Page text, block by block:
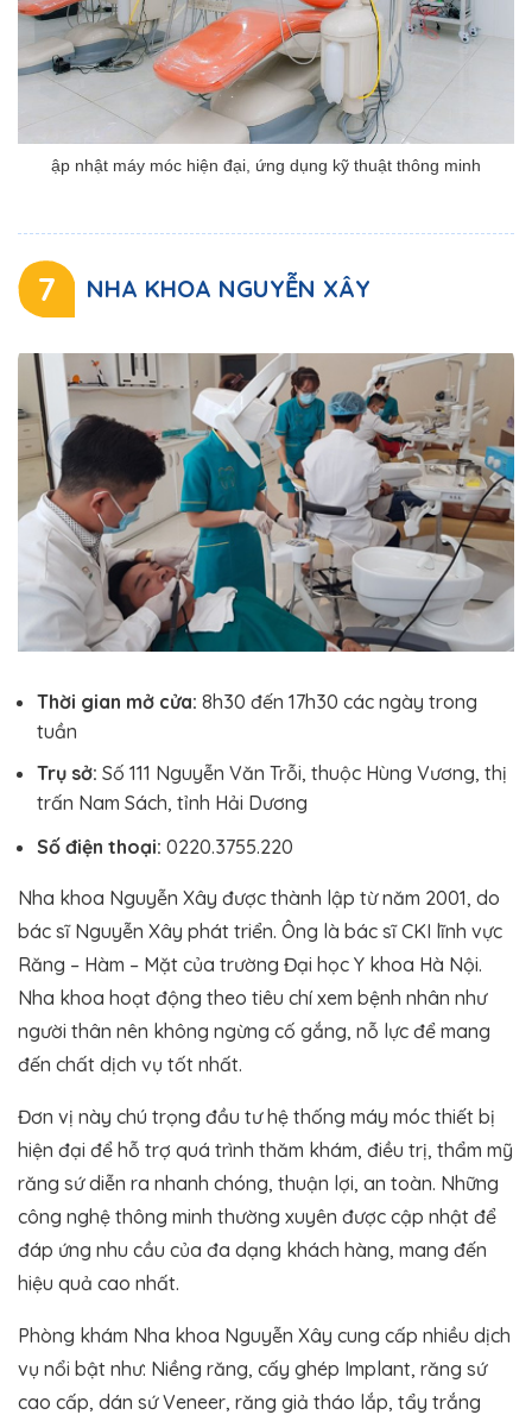
ập nhật máy móc hiện đại, ứng dụng kỹ thuật thông minh
7 NHA KHOA NGUYỄN XÂY
Thời gian mở cửa: 8h30 đến 17h30 các ngày trong
tuần
Trụ sở: Số 111 Nguyễn Văn Trỗi, thuộc Hùng Vương, thị
trấn Nam Sách, tỉnh Hải Dương
Số điện thoại: 0220.3755.220
Nha khoa Nguyễn Xây được thành lập từ năm 2001, do
bác sĩ Nguyễn Xây phát triển. Ông là bác sĩ CKI lĩnh vực
Răng – Hàm – Mặt của trường Đại học Y khoa Hà Nội.
Nha khoa hoạt động theo tiêu chí xem bệnh nhân như
người thân nên không ngừng cố gắng, nỗ lực để mang
đến chất dịch vụ tốt nhất.
Đơn vị này chú trọng đầu tư hệ thống máy móc thiết bị
hiện đại để hỗ trợ quá trình thăm khám, điều trị, thẩm mỹ
răng sứ diễn ra nhanh chóng, thuận lợi, an toàn. Những
công nghệ thông minh thường xuyên được cập nhật để
đáp ứng nhu cầu của đa dạng khách hàng, mang đến
hiệu quả cao nhất.
Phòng khám Nha khoa Nguyễn Xây cung cấp nhiều dịch
vụ nổi bật như: Niềng răng, cấy ghép Implant, răng sứ
cao cấp, dán sứ Veneer, răng giả tháo lắp, tẩy trắng